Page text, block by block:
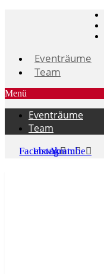
Eventräume
Team
Menü
Eventräume
Team
Facebook
Instagram
Youtube